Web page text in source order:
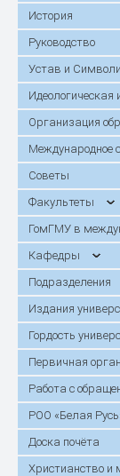
История
Руководство
Устав и
Идеологическая
Организация
Международное
Советы
Факультеты
ГомГМУ в
Кафедры
Подразделения
Издания
Гордость
Первичная
Работа с
РОО «Белая
Доска почёта
Христианство и